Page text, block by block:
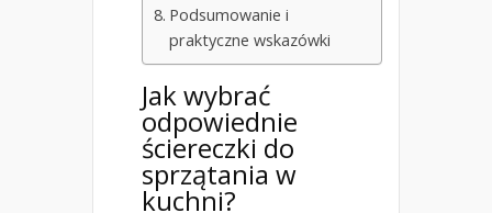
Podsumowanie i
praktyczne wskazówki
Jak wybrać
odpowiednie
ściereczki do
sprzątania w
kuchni?